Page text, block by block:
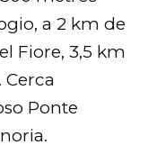
a 2 km de
Fiore, 3,5 km
Ponte